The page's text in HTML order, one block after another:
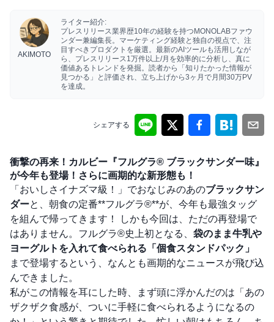
AKIMOTO
ライター紹介:
プレスリリース業界歴10年の経験を持つMONOLABファウ
ンダー兼編集長。マーケティング経験と独自の視点で、注
目すべきプロダクトを厳選。最新のAIツールも活用しなが
ら、プレスリリース1万件以上/月を効率的に分析し、真に
価値あるトレンドを発掘。読者から「知りたかった情報が
見つかる」と評価され、立ち上げから3ヶ月で月間30万PV
を達成。
シェアする
衝撃の再来！カルビー『フルグラ® ブラックサンダー味』
が今年も登場！さらに画期的な新形態も！
「おいしさイナズマ級！」でおなじみのあのブラックサン
ダーと、朝食の定番**フルグラ®**が、今年も最強タッグ
を組んで帰ってきます！ しかも今回は、ただの再登場で
はありません。フルグラ®史上初となる、 袋のまま牛乳や
ヨーグルトを入れて食べられる「個食スタンドパック」
まで登場するという、なんとも画期的なニュースが飛び込
んできました。
私がこの情報を耳にした時、まず頭に浮かんだのは「あの
ザクザク食感が、ついに手軽に食べられるようになるの